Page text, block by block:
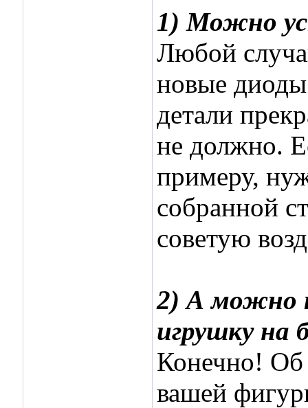
1) Можно
Любой
новые
детали
не должно.
примеру,
собранной
советую
2) А можно
игрушку на
Конечно! Об
вашей